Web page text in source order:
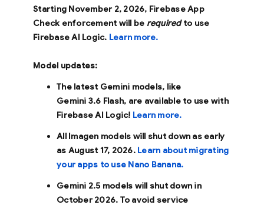
Starting November 2, 2026, Firebase App
Check enforcement will be requiredto use
Firebase AI Logic. Learn more.
Model updates:
The latest Gemini models, like
Gemini 3.6 Flash, are available to use with
Firebase AI Logic! Learn more.
All Imagen models will shut down as early
as August 17, 2026. Learn about migrating
your apps to use Nano Banana.
Gemini 2.5 models will shut down in
October 2026. To avoid service